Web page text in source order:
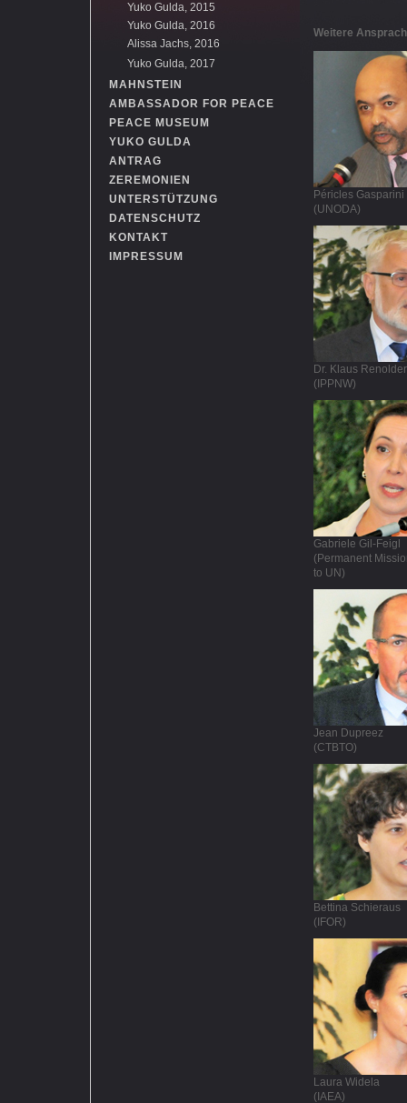
Yuko Gulda, 2015
Yuko Gulda, 2016
Alissa Jachs, 2016
Yuko Gulda, 2017
MAHNSTEIN
AMBASSADOR FOR PEACE
PEACE MUSEUM
YUKO GULDA
ANTRAG
ZEREMONIEN
UNTERSTÜTZUNG
DATENSCHUTZ
KONTAKT
IMPRESSUM
Weitere
Péricles Gasparini
(UNODA)
Dr. Klaus Renolder
(IPPNW)
Gabriele Gil-Feigl
(Permanent
to UN)
Jean Dupreez
(CTBTO)
Bettina Schieraus
(IFOR)
Laura Widela
(IAEA)